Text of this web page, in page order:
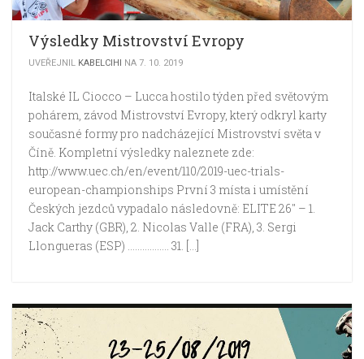
Výsledky Mistrovství Evropy
UVEŘEJNIL KABELCIHI NA 7. 10. 2019
Italské IL Ciocco – Lucca hostilo týden před světovým
pohárem, závod Mistrovství Evropy, který odkryl karty
současné formy pro nadcházející Mistrovství světa v
Číně. Kompletní výsledky naleznete zde:
http://www.uec.ch/en/event/110/2019-uec-trials-
european-championships První 3 místa i umístění
Českých jezdců vypadalo následovně: ELITE 26″ – 1.
Jack Carthy (GBR), 2. Nicolas Valle (FRA), 3. Sergi
Llongueras (ESP) …………….. 31. […]